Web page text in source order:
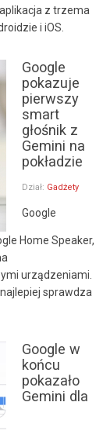
z trzema
i iOS.
Google
pokazuje
pierwszy
smart
głośnik z
Gemini na
pokładzie
Dział: Gadżety
Google
Home Speaker,
urządzeniami.
sprawdza
Google w
końcu
pokazało
Gemini dla